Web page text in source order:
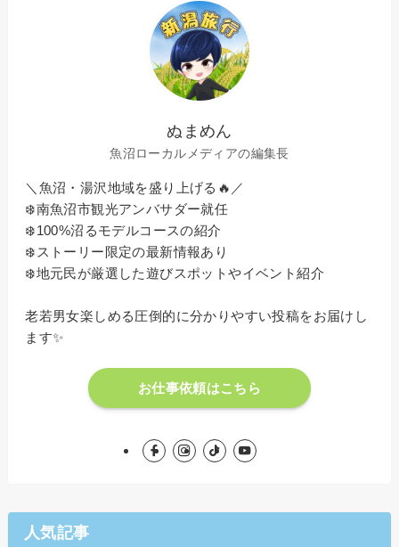
ぬまめん
魚沼ローカルメディアの編集長
＼魚沼・湯沢地域を盛り上げる🔥／
❄️南魚沼市観光アンバサダー就任
❄️100%沼るモデルコースの紹介
❄️ストーリー限定の最新情報あり
❄️地元民が厳選した遊びスポットやイベント紹介
老若男女楽しめる圧倒的に分かりやすい投稿をお届けし
ます✨
お仕事依頼はこちら
人気記事